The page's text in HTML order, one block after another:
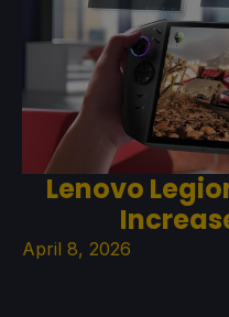
Lenovo
April 8, 2026